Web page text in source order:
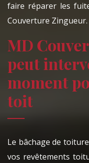
faire réparer les
Couverture Zingueur.
MD
peut
moment
toit
Le bâchage de
vos revêtements